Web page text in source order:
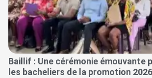
Baillif : Une cérémonie émouvante
les bacheliers de la promotion